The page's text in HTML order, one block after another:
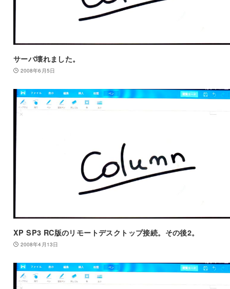
サーバ壊れました。
2008年6月5日
XP SP3 RC版のリモートデスクトップ接続。その後2。
2008年4月13日